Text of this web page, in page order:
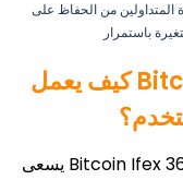
المتداولين من الحفاظ على
كيف يعمل Bitcoin Ifex 360 AI على تعزيز
يسعى Bitcoin Ifex 360 AI إلى تحسين تجربة التداول من خلال